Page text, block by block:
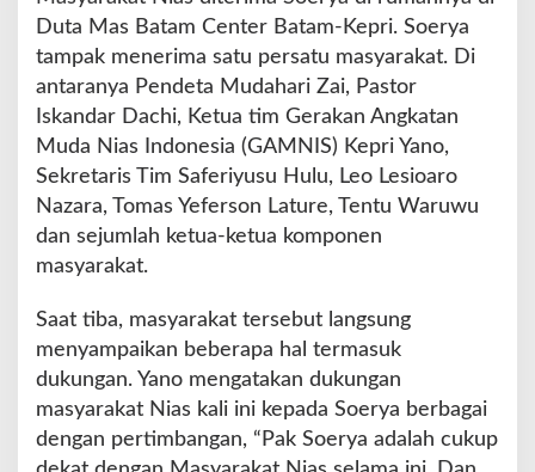
,
e
n
d
e
t
a
I
s
k
d
a
r
:
a
Duta Mas Batam Center Batam-Kepri. Soerya
tampak menerima satu persatu masyarakat. Di
antaranya Pendeta Mudahari Zai, Pastor
Iskandar Dachi, Ketua tim Gerakan Angkatan
Muda Nias Indonesia (GAMNIS) Kepri Yano,
Sekretaris Tim Saferiyusu Hulu, Leo Lesioaro
Nazara, Tomas Yeferson Lature, Tentu Waruwu
dan sejumlah ketua-ketua komponen
masyarakat.
Saat tiba, masyarakat tersebut langsung
menyampaikan beberapa hal termasuk
dukungan. Yano mengatakan dukungan
masyarakat Nias kali ini kepada Soerya berbagai
dengan pertimbangan, “Pak Soerya adalah cukup